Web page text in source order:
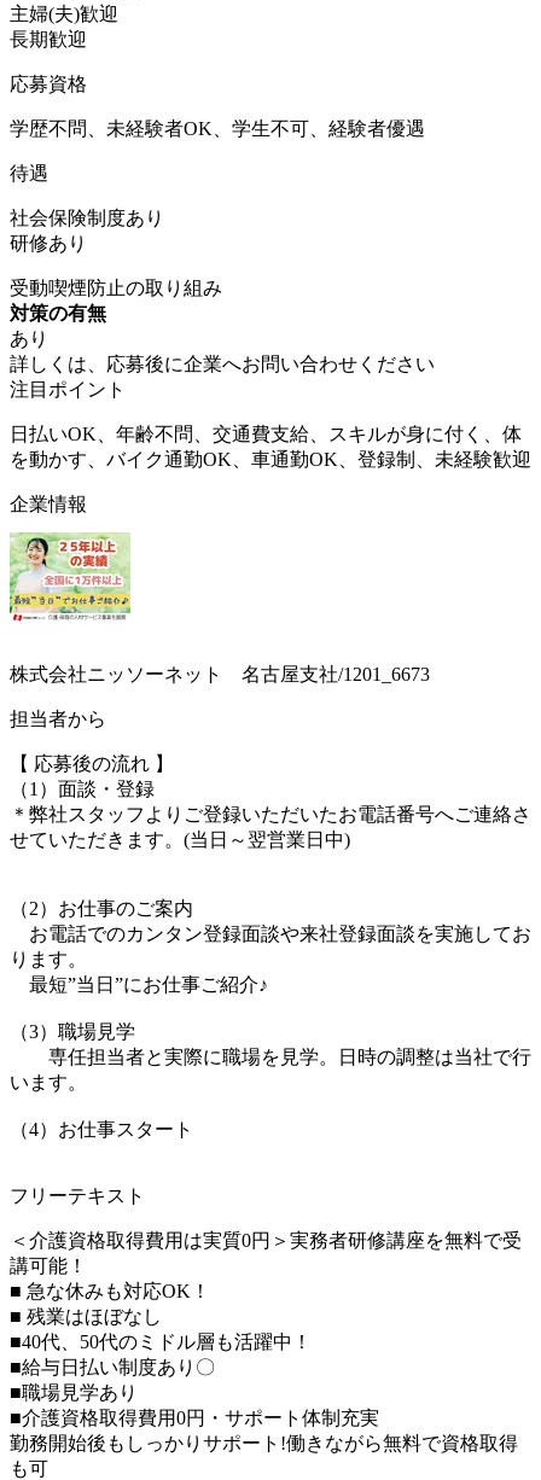
主婦(夫)歓迎
長期歓迎
応募資格
学歴不問、未経験者OK、学生不可、経験者優遇
待遇
社会保険制度あり
研修あり
受動喫煙防止の取り組み
対策の有無
あり
詳しくは、応募後に企業へお問い合わせください
注目ポイント
日払いOK、年齢不問、交通費支給、スキルが身に付く、体
を動かす、バイク通勤OK、車通勤OK、登録制、未経験歓迎
企業情報
株式会社ニッソーネット 名古屋支社/1201_6673
担当者から
【 応募後の流れ 】
（1）面談・登録
＊弊社スタッフよりご登録いただいたお電話番号へご連絡さ
せていただきます。(当日～翌営業日中)
（2）お仕事のご案内
お電話でのカンタン登録面談や来社登録面談を実施してお
ります。
最短”当日”にお仕事ご紹介♪
（3）職場見学
専任担当者と実際に職場を見学。日時の調整は当社で行
います。
（4）お仕事スタート
フリーテキスト
＜介護資格取得費用は実質0円＞実務者研修講座を無料で受
講可能！
■ 急な休みも対応OK！
■ 残業はほぼなし
■40代、50代のミドル層も活躍中！
■給与日払い制度あり〇
■職場見学あり
■介護資格取得費用0円・サポート体制充実
勤務開始後もしっかりサポート!働きながら無料で資格取得
も可